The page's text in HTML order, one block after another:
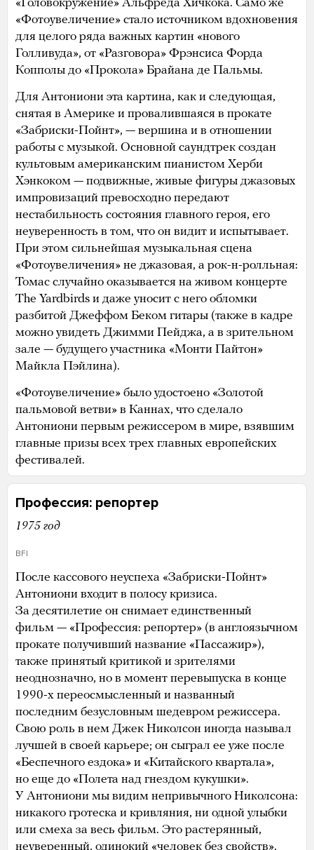
«Головокружение» Альфреда Хичкока. Само же
«Фотоувеличение» стало источником вдохновения
для целого ряда важных картин «нового
Голливуда», от «Разговора» Фрэнсиса Форда
Копполы до «Прокола» Брайана де Пальмы.
Для Антониони эта картина, как и следующая,
снятая в Америке и провалившаяся в прокате
«Забриски-Пойнт», — вершина и в отношении
работы с музыкой. Основной саундтрек создан
культовым американским пианистом Херби
Хэнкоком — подвижные, живые фигуры джазовых
импровизаций превосходно передают
нестабильность состояния главного героя, его
неуверенность в том, что он видит и испытывает.
При этом сильнейшая музыкальная сцена
«Фотоувеличения» не джазовая, а рок-н-ролльная:
Томас случайно оказывается на живом концерте
The Yardbirds и даже уносит с него обломки
разбитой Джеффом Беком гитары (также в кадре
можно увидеть Джимми Пейджа, а в зрительном
зале — будущего участника «Монти Пайтон»
Майкла Пэйлина).
«Фотоувеличение» было удостоено «Золотой
пальмовой ветви» в Каннах, что сделало
Антониони первым режиссером в мире, взявшим
главные призы всех трех главных европейских
фестивалей.
Профессия: репортер
1975 год
BFI
После кассового неуспеха «Забриски-Пойнт»
Антониони входит в полосу кризиса.
За десятилетие он снимает единственный
фильм — «Профессия: репортер» (в англоязычном
прокате получивший название «Пассажир»),
также принятый критикой и зрителями
неоднозначно, но в момент перевыпуска в конце
1990-х переосмысленный и названный
последним безусловным шедевром режиссера.
Свою роль в нем Джек Николсон иногда называл
лучшей в своей карьере; он сыграл ее уже после
«Беспечного ездока» и «Китайского квартала»,
но еще до «Полета над гнездом кукушки».
У Антониони мы видим непривычного Николсона:
никакого гротеска и кривляния, ни одной улыбки
или смеха за весь фильм. Это растерянный,
неуверенный, одинокий «человек без свойств»,